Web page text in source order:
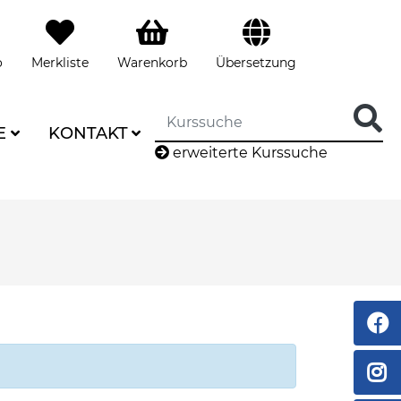
Merkliste Warenkorb Übersetzung
KONTAKT
erweiterte Kurssuche